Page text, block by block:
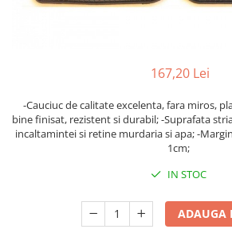
Rame radio 2DIN
Conectori Difuzoare
Difuzoare, boxe auto coaxiale
Difuzoare-Sisteme / Componente
Vibro absorbant
167,20 Lei
-Cauciuc de calitate excelenta, fara miros,
bine finisat, rezistent si durabil; -Suprafata
incaltamintei si retine murdaria si apa; -
1cm;
IN STOC
ADAUGA